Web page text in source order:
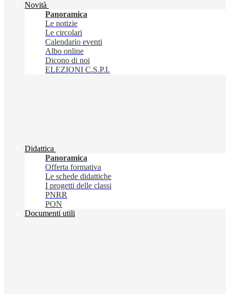
Novità
Panoramica
Le notizie
Le circolari
Calendario eventi
Albo online
Dicono di noi
ELEZIONI C.S.P.I.
Didattica
Panoramica
Offerta formativa
Le schede didattiche
I progetti delle classi
PNRR
PON
Documenti utili